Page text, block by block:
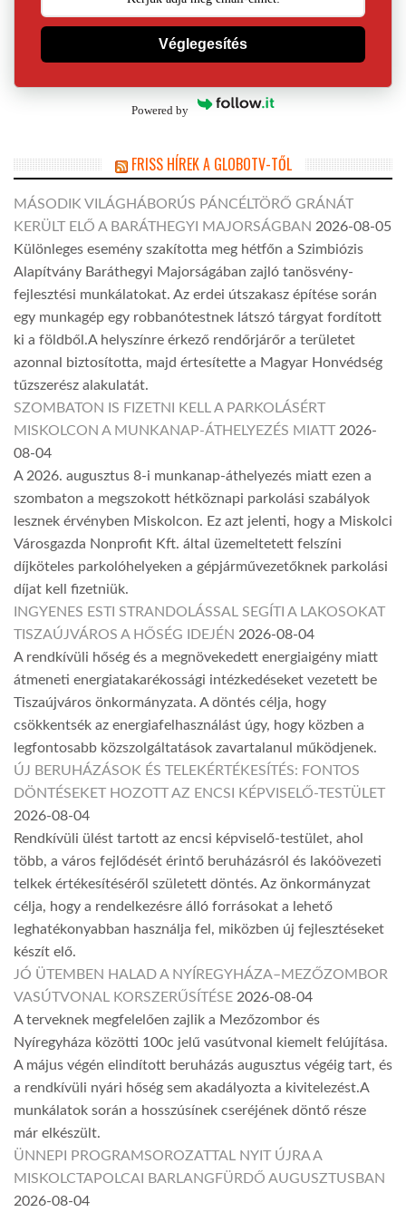
Véglegesítés
Powered by
FRISS HÍREK A GLOBOTV-TŐL
MÁSODIK VILÁGHÁBORÚS PÁNCÉLTÖRŐ GRÁNÁT
KERÜLT ELŐ A BARÁTHEGYI MAJORSÁGBAN 2026-08-05
Különleges esemény szakította meg hétfőn a Szimbiózis
Alapítvány Baráthegyi Majorságában zajló tanösvény-
fejlesztési munkálatokat. Az erdei útszakasz építése során
egy munkagép egy robbanótestnek látszó tárgyat fordított
ki a földből.A helyszínre érkező rendőrjárőr a területet
azonnal biztosította, majd értesítette a Magyar Honvédség
tűzszerész alakulatát.
SZOMBATON IS FIZETNI KELL A PARKOLÁSÉRT
MISKOLCON A MUNKANAP-ÁTHELYEZÉS MIATT 2026-
08-04
A 2026. augusztus 8-i munkanap-áthelyezés miatt ezen a
szombaton a megszokott hétköznapi parkolási szabályok
lesznek érvényben Miskolcon. Ez azt jelenti, hogy a Miskolci
Városgazda Nonprofit Kft. által üzemeltetett felszíni
díjköteles parkolóhelyeken a gépjárművezetőknek parkolási
díjat kell fizetniük.
INGYENES ESTI STRANDOLÁSSAL SEGÍTI A LAKOSOKAT
TISZAÚJVÁROS A HŐSÉG IDEJÉN 2026-08-04
A rendkívüli hőség és a megnövekedett energiaigény miatt
átmeneti energiatakarékossági intézkedéseket vezetett be
Tiszaújváros önkormányzata. A döntés célja, hogy
csökkentsék az energiafelhasználást úgy, hogy közben a
legfontosabb közszolgáltatások zavartalanul működjenek.
ÚJ BERUHÁZÁSOK ÉS TELEKÉRTÉKESÍTÉS: FONTOS
DÖNTÉSEKET HOZOTT AZ ENCSI KÉPVISELŐ-TESTÜLET
2026-08-04
Rendkívüli ülést tartott az encsi képviselő-testület, ahol
több, a város fejlődését érintő beruházásról és lakóövezeti
telkek értékesítéséről született döntés. Az önkormányzat
célja, hogy a rendelkezésre álló forrásokat a lehető
leghatékonyabban használja fel, miközben új fejlesztéseket
készít elő.
JÓ ÜTEMBEN HALAD A NYÍREGYHÁZA–MEZŐZOMBOR
VASÚTVONAL KORSZERŰSÍTÉSE 2026-08-04
A terveknek megfelelően zajlik a Mezőzombor és
Nyíregyháza közötti 100c jelű vasútvonal kiemelt felújítása.
A május végén elindított beruházás augusztus végéig tart, és
a rendkívüli nyári hőség sem akadályozta a kivitelezést.A
munkálatok során a hosszúsínek cseréjének döntő része
már elkészült.
ÜNNEPI PROGRAMSOROZATTAL NYIT ÚJRA A
MISKOLCTAPOLCAI BARLANGFÜRDŐ AUGUSZTUSBAN
2026-08-04